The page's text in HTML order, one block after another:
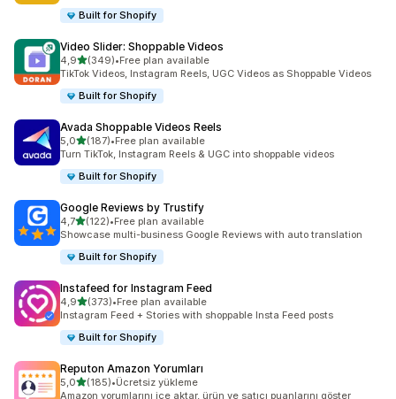
Built for Shopify
Video Slider: Shoppable Videos
4,95 yıldız üzerinden
(349)
toplam 349 değerlendirme
•Free plan available
TikTok Videos, Instagram Reels, UGC Videos as Shoppable Videos
Built for Shopify
Avada Shoppable Videos Reels
5,05 yıldız üzerinden
(187)
toplam 187 değerlendirme
•Free plan available
Turn TikTok, Instagram Reels & UGC into shoppable videos
Built for Shopify
Google Reviews by Trustify
4,75 yıldız üzerinden
(122)
toplam 122 değerlendirme
•Free plan available
Showcase multi-business Google Reviews with auto translation
Built for Shopify
Instafeed for Instagram Feed
4,95 yıldız üzerinden
(373)
toplam 373 değerlendirme
•Free plan available
Instagram Feed + Stories with shoppable Insta Feed posts
Built for Shopify
Reputon Amazon Yorumları
5,05 yıldız üzerinden
(185)
toplam 185 değerlendirme
•Ücretsiz yükleme
Amazon yorumlarını içe aktar, ürün ve satıcı puanlarını göster